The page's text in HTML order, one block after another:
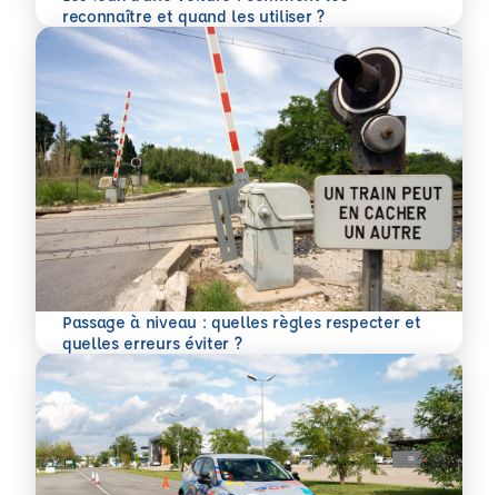
reconnaître et quand les utiliser ?
En savoir plus
Passage à niveau : quelles règles respecter et
quelles erreurs éviter ?
En savoir plus